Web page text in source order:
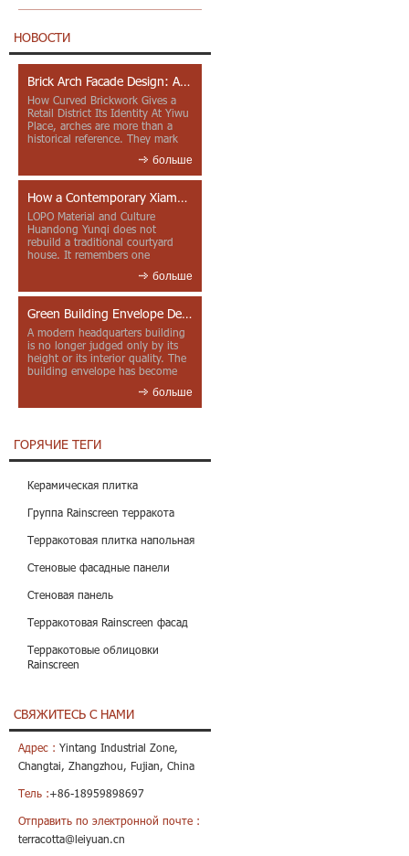
НОВОСТИ
Brick Arch Facade Design: A Closer Look at Yiwu Place
How Curved Brickwork Gives a
Retail District Its Identity At Yiwu
Place, arches are more than a
historical reference. They mark
больше
How a Contemporary Xiamen Project Reframes Minnan Red Brick
LOPO Material and Culture
Huandong Yunqi does not
rebuild a traditional courtyard
house. It remembers one
больше
Green Building Envelope Design: Clay Sunscreen Fins for Modern Headquarters Architecture
A modern headquarters building
is no longer judged only by its
height or its interior quality. The
building envelope has become
больше
ГОРЯЧИЕ ТЕГИ
Керамическая плитка
Группа Rainscreen терракота
Терракотовая плитка напольная
Стеновые фасадные панели
Стеновая панель
Терракотовая Rainscreen фасад
Терракотовые облицовки
Rainscreen
СВЯЖИТЕСЬ С НАМИ
Адрес : Yintang Industrial Zone,
Changtai, Zhangzhou, Fujian, China
Тель :+86-18959898697
Отправить по электронной почте :
terracotta@leiyuan.cn